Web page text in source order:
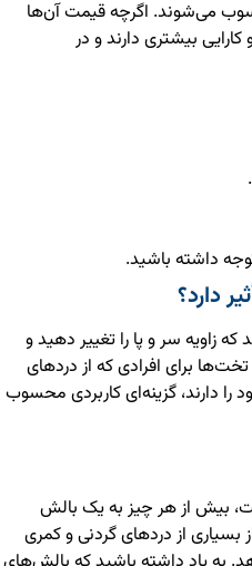
می‌شوند. اگرچه قیمت آن‌ها
بیشتری دارند و در
داشته باشید.
دارد؟
زاویه سر و پا را تغییر دهید و
برای افرادی که از دردهای
دارند، گزینه‌ای کاربردی محسوب
بیش از هر چیز به یک بالش
از دردهای گردنی و کمری